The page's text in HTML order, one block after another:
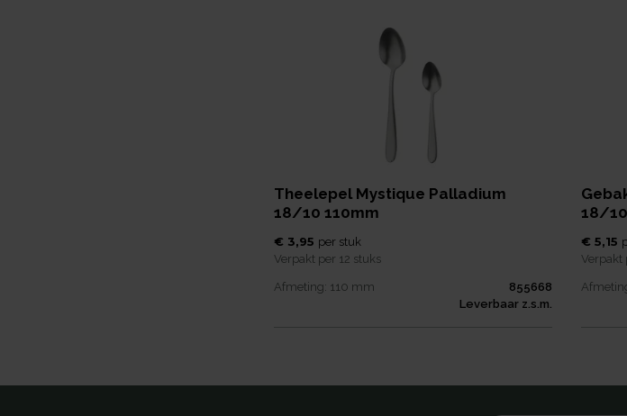
Theelepel Mystique Palladium
18/10 110mm
€ 3,95 per stuk
Verpakt per 12 stuks
Afmeting: 110 mm
855668
Leverbaar z.s.m.
18/
€ 5,15
Verpakt